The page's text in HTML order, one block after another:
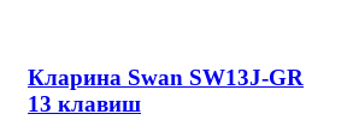
Кларина Swan SW13J-GR
13 клавиш